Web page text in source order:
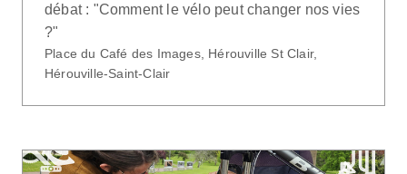
débat : "Comment le vélo peut changer nos vies
?"
Place du Café des Images, Hérouville St Clair,
Hérouville-Saint-Clair